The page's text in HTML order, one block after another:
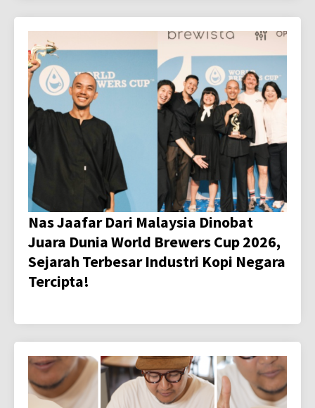
Nas Jaafar Dari Malaysia Dinobat
Juara Dunia World Brewers Cup 2026,
Sejarah Terbesar Industri Kopi Negara
Tercipta!